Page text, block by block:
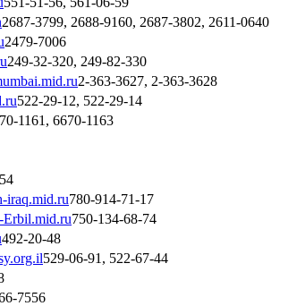
2687-3799, 2688-9160, 2687-3802, 2611-0640
2479-7006
249-32-320, 249-82-330
2-363-3627, 2-363-3628
522-29-12, 522-29-14
1161, 6670-1163
iraq.mid.ru780-914-71-17
Erbil.mid.ru750-134-68-74
492-20-48
529-06-91, 522-67-44
7556